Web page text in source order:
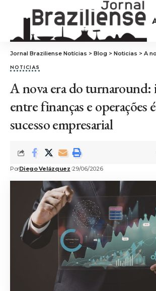
Jornal Braziliense Notícias > Blog > Noticias > A nova era do
NOTICIAS
A nova era do turnaround:
entre finanças e operações
sucesso empresarial
PorDiego Velázquez 29/06/2026